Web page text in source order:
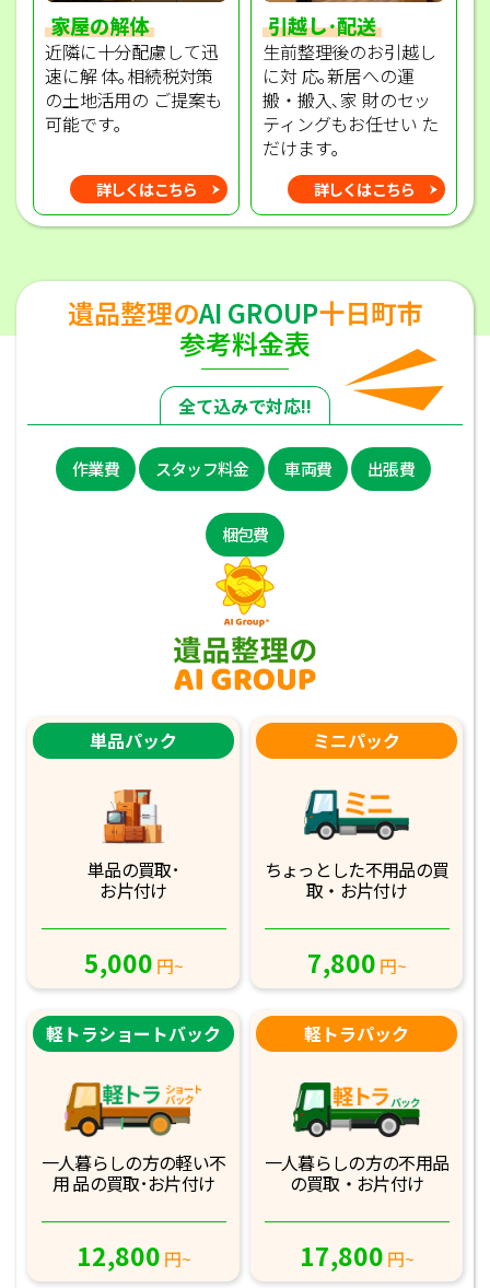
家屋の解体
近隣に十分配慮して迅
速に解 体｡相続税対策
の土地活用の ご提案も
可能です｡
詳しくはこちら
引越し･配送
生前整理後のお引越し
に対 応｡新居への運
搬・搬入､家 財のセッ
ティングもお任せい た
だけます｡
詳しくはこちら
遺品整理のAI GROUP十日町市
参考料金表
全て込みで対応!!
作業費 スタッフ料金 車両費 出張費
梱包費
単品パック
単品の買取･
お片付け
5,000 円~
ミニパック
ちょっとした不用品の買
取・お片付け
7,800 円~
軽トラショートバック
一人暮らしの方の軽い不
用 品の買取･お片付け
12,800 円~
軽トラパック
一人暮らしの方の不用品
の買取・お片付け
17,800 円~